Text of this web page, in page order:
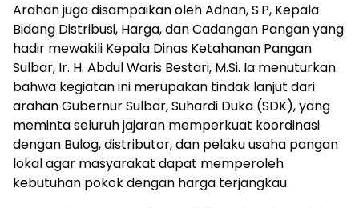
Arahan juga disampaikan oleh Adnan, S.P, Kepala
Bidang Distribusi, Harga, dan Cadangan Pangan yang
hadir mewakili Kepala Dinas Ketahanan Pangan
Sulbar, Ir. H. Abdul Waris Bestari, M.Si. Ia menuturkan
bahwa kegiatan ini merupakan tindak lanjut dari
arahan Gubernur Sulbar, Suhardi Duka (SDK), yang
meminta seluruh jajaran memperkuat koordinasi
dengan Bulog, distributor, dan pelaku usaha pangan
lokal agar masyarakat dapat memperoleh
kebutuhan pokok dengan harga terjangkau.